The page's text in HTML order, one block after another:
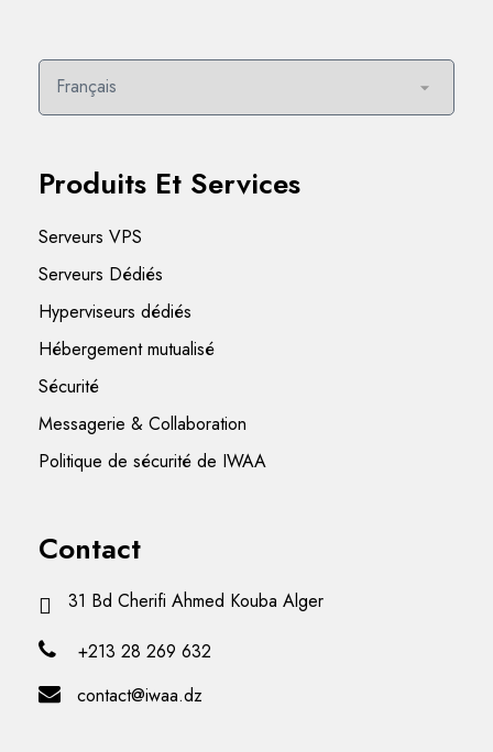
Produits Et Services
Serveurs VPS
Serveurs Dédiés
Hyperviseurs dédiés
Hébergement mutualisé
Sécurité
Messagerie & Collaboration
Politique de sécurité de IWAA
Contact
31 Bd Cherifi Ahmed Kouba Alger
+213 28 269 632
contact@iwaa.dz